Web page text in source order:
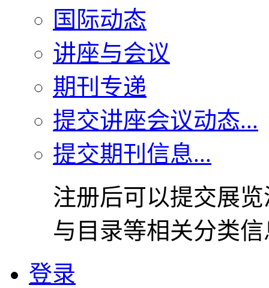
国际动态
讲座与会议
期刊专递
提交讲座会议动态...
提交期刊信息...
注册后可以提交展
与目录等相关分类
登录